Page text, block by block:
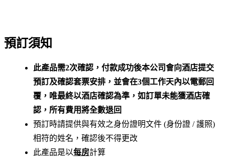
預訂須知
此產品需2次確認，付款成功後本公司會向酒店提交
預訂及確認套票安排，並會在3個工作天內以電郵回
覆，唯最終以酒店確認為準，如訂單未能獲酒店確
認，所有費用將全數退回
預訂時請提供與有效之身份證明文件 (身份證 / 護照)
相符的姓名，確認後不得更改
此產品是以每房計算